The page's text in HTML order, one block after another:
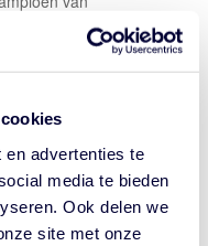
en advertenties te
media te bieden
Ook delen we
site met onze
in de
slag als
en staat daarmee
van het
de architect achter
landstitel naar